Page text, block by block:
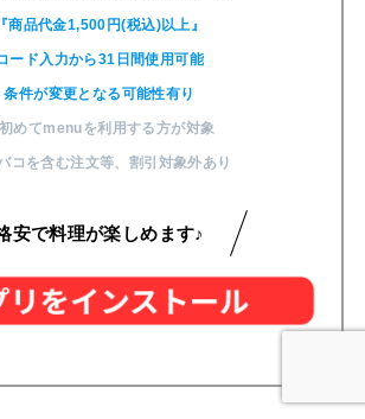
『商品代金1,500円(税込)以上』
ード入力から31日間使用可能
条件が変更となる可能性有り
めてmenuを利用する方が対象
コを含む注文等 割引対象外あり
安で料理が楽しめます♪